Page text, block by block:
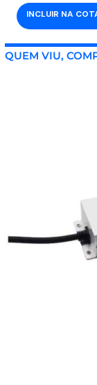
INCLUIR NA
QUEM VIU,